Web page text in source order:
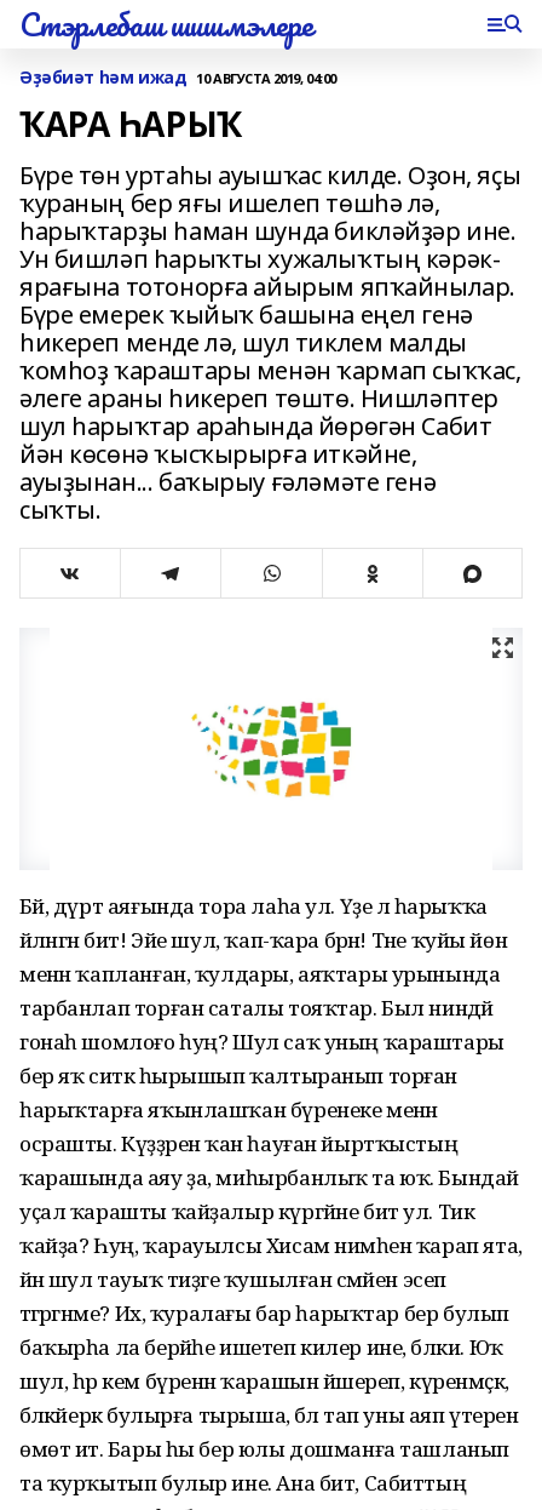
Стэрлебаш шишмэлере
Әҙәбиәт һәм ижад 10 АВГУСТА 2019, 04:00
ҠАРА ҺАРЫҠ
Бүре төн уртаһы ауышҡас килде. Оҙон, яҫы
ҡураның бер яғы ишелеп төшһә лә,
һарыҡтарҙы һаман шунда бикләйҙәр ине.
Ун бишләп һарыҡты хужалыҡтың кәрәк-
ярағына тотонорға айырым япҡайнылар.
Бүре емерек ҡыйыҡ башына еңел генә
һикереп менде лә, шул тиклем малды
ҡомһоҙ ҡараштары менән ҡармап сыҡҡас,
әлеге араны һикереп төштө. Нишләптер
шул һарыҡтар араһында йөрөгән Сабит
йән көсөнә ҡысҡырырға иткәйне,
ауыҙынан... баҡырыу ғәләмәте генә
сыҡты.
Бәй, дүрт аяғында тора лаһа ул. Үҙе лә һарыҡҡа
әйләнгән бит! Эйе шул, ҡап-ҡара бәрән! Тәне ҡуйы йөн
менән ҡапланған, ҡулдары, аяҡтары урынында
тарбанлап торған саталы тояҡтар. Был ниндәй
гонаһ шомлоғо һуң? Шул саҡ уның ҡараштары
бер яҡ ситкә һырышып ҡалтыранып торған
һарыҡтарға яҡынлашҡан бүренеке менән
осрашты. Күҙҙәренә ҡан һауған йыртҡыстың
ҡарашында аяу ҙа, миһырбанлыҡ та юҡ. Бындай
уҫал ҡарашты ҡайҙалыр күргәйне бит ул. Тик
ҡайҙа? Һуң, ҡарауылсы Хисам нимәһен ҡарап ята,
йәнә шул тауыҡ тиҙәге ҡушылған сәмәйен эсеп
тәгәрәгәнме? Их, ҡуралағы бар һарыҡтар бер булып
баҡырһа ла берәйһе ишетеп килер ине, бәлки. Юҡ
шул, һәр кем бүренән ҡарашын йәшереп, күренмәҫкә,
бәләкәйерәк булырға тырыша, бәлә тап уны аяп үтеренә
өмөт итә. Бары һы бер юлы дошманға ташланып
та ҡурҡытып булыр ине. Ана бит, Сабиттың